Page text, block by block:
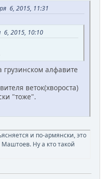
6, 2015, 11:31
2015, 10:10
алфавите
веток(хвороста)
"тоже".
и по-армянски, это
Маштоев. Ну а кто такой